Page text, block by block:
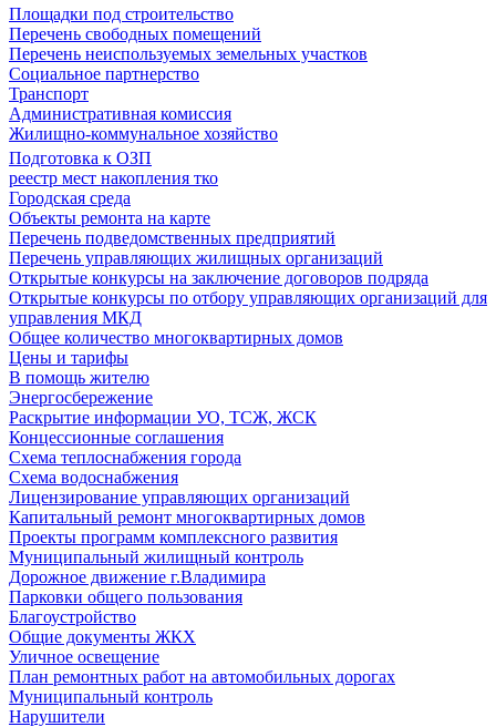
Площадки под строительство
Перечень свободных помещений
Перечень неиспользуемых земельных участков
Социальное партнерство
Транспорт
Административная комиссия
Жилищно-коммунальное хозяйство
Подготовка к ОЗП
реестр мест накопления тко
Городская среда
Объекты ремонта на карте
Перечень подведомственных предприятий
Перечень управляющих жилищных организаций
Открытые конкурсы на заключение договоров подряда
Открытые конкурсы по отбору управляющих организаций для
управления МКД
Общее количество многоквартирных домов
Цены и тарифы
В помощь жителю
Энергосбережение
Раскрытие информации УО, ТСЖ, ЖСК
Концессионные соглашения
Схема теплоснабжения города
Схема водоснабжения
Лицензирование управляющих организаций
Капитальный ремонт многоквартирных домов
Проекты программ комплексного развития
Муниципальный жилищный контроль
Дорожное движение г.Владимира
Парковки общего пользования
Благоустройство
Общие документы ЖКХ
Уличное освещение
План ремонтных работ на автомобильных дорогах
Муниципальный контроль
Нарушители